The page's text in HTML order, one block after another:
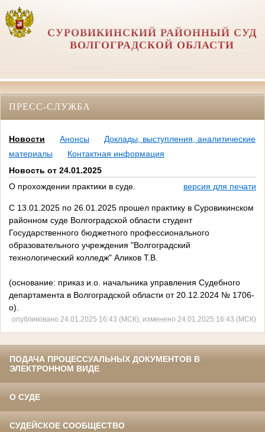
СУРОВИКИНСКИЙ РАЙОННЫЙ СУД
ВОЛГОГРАДСКОЙ ОБЛАСТИ
ПРЕСС-СЛУЖБА
Новости Анонсы
Доклады, выступления, аналитические
материалы
Контактная информация
Новость от 24.01.2025
О прохождении практики в суде.
версия для печати
С 13.01.2025 по 26.01.2025 прошел практику в Суровикинском
районном суде Волгоградской области студент
Государственного бюджетного профессионального
образовательного учреждения "Волгоградский
технологический колледж" Аликов Т.В.
(основание: приказ и.о. начальника управления Судебного
департамента в Волгоградской области от 20.12.2024 № 1706-
о).
опубликовано 24.01.2025 16:43 (МСК), изменено 24.01.2025 16:43 (МСК)
ПОДАЧА ПРОЦЕССУАЛЬНЫХ ДОКУМЕНТОВ В
ЭЛЕКТРОННОМ ВИДЕ
О СУДЕ
СУДЕЙСКОЕ СООБЩЕСТВО